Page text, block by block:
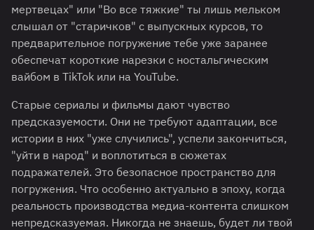
мертвецах" или "Во все тяжкие" ты лишь мельком
слышал от "старичков" с выпускных курсов, то
предварительное погружение тебе уже заранее
обеспечат короткие нарезки с ностальгическим
вайбом в TikTok или на YouTube.
Старые сериалы и фильмы дают чувство
предсказуемости. Они не требуют адаптации, все
истории в них "уже случились", успели закончиться,
"уйти в народ" и воплотиться в сюжетах
подражателей. Это безопасное пространство для
погружения. Что особенно актуально в эпоху, когда
реальность производства медиа-контента слишком
непредсказуемая. Никогда не знаешь, будет ли твой